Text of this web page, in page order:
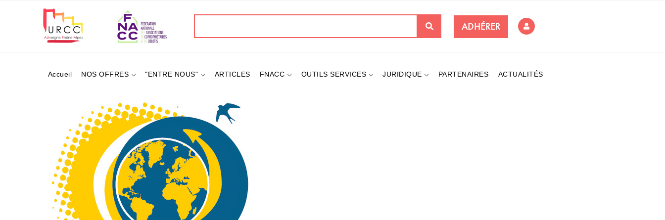
ADHÉRER
Accueil NOS OFFRES "ENTRE NOUS" ARTICLES FNACC OUTILS SERVICES JURIDIQUE PARTENAIRES ACTUALITÉS